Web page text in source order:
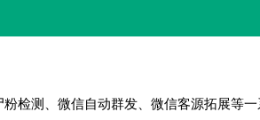
检测、微信自动群发、微信客源拓展等